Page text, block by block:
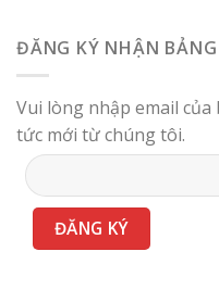
ĐĂNG KÝ NHẬN
Vui lòng nhập email
tức mới từ chúng tôi.